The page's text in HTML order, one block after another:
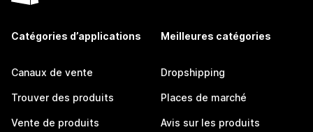
Catégories d’applications
Canaux de vente
Trouver des produits
Vente de produits
Meilleures catégories
Dropshipping
Places de marché
Avis sur les produits